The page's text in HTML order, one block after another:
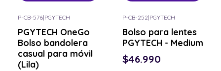
P-CB-576|PGYTECH
PGYTECH OneGo
Bolso bandolera
casual para móvil
(Lila)
P-CB-252|PGYTECH
Bolso para lentes
PGYTECH - Medium
$46.990